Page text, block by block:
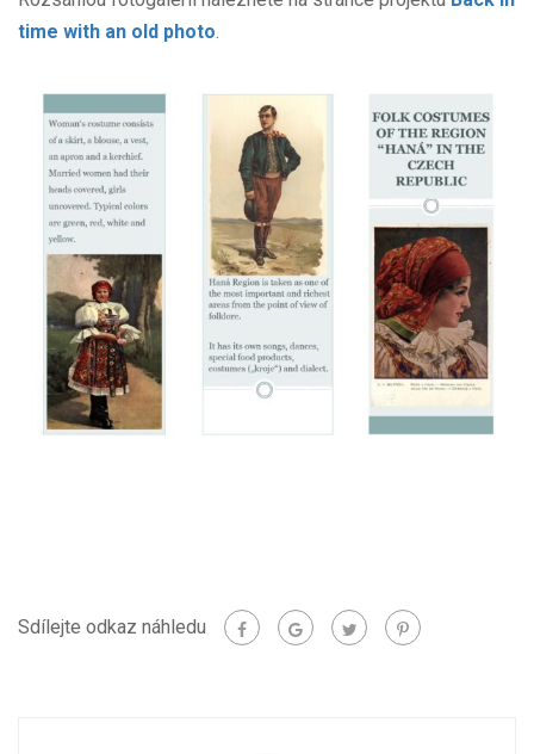
time with an old photo.
Sdílejte odkaz náhledu